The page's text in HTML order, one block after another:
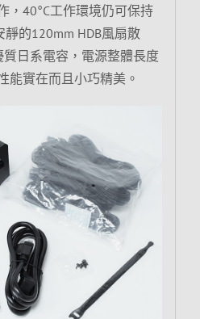
，40°C工作環境仍可保持
的120mm HDB風扇散
質日系電容，電源整體長度
能實在而且小巧精美。